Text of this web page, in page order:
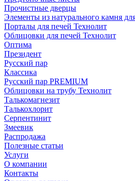
Прочистные дверцы
Элементы из натурального камня
Порталы для печей Технолит
Облицовки для печей Технолит
Оптима
Президент
Русский пар
Классика
Русский пар PREMIUM
Облицовки на трубу Технолит
Талькомагнезит
Талькохлорит
Серпентинит
Змеевик
Распродажа
Полезные статьи
Услуги
О компании
Контакты